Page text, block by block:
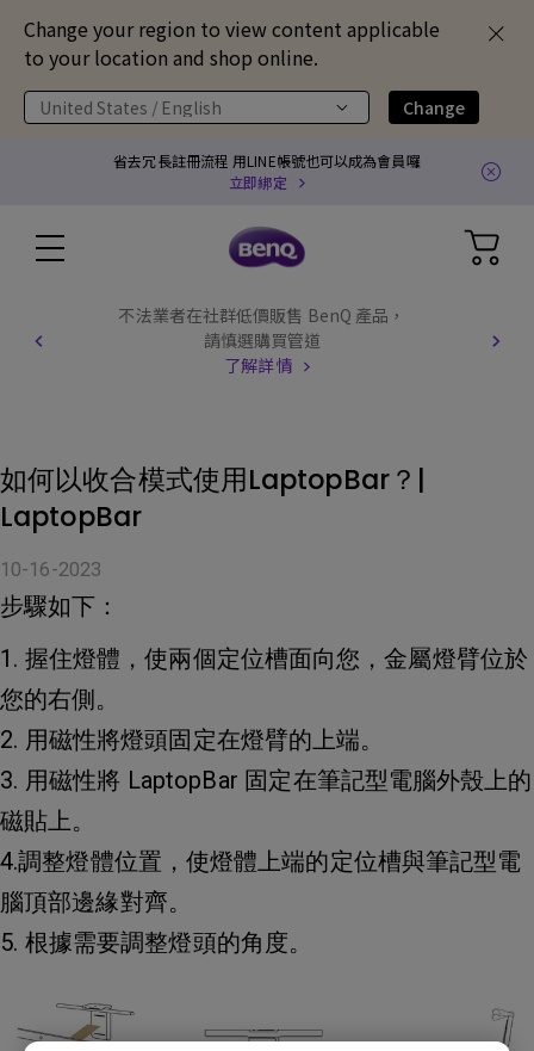
Change your region to view content applicable
to your location and shop online.
United States / English Change
省去冗長註冊流程 用LINE帳號也可以成為會員囉
立即綁定
不法業者在社群低價販售 BenQ 產品，
請慎選購買管道
了解詳情
如何以收合模式使用LaptopBar？|
LaptopBar
10-16-2023
步驟如下：
1. 握住燈體，使兩個定位槽面向您，金屬燈臂位於
您的右側。
2. 用磁性將燈頭固定在燈臂的上端。
3. 用磁性將 LaptopBar 固定在筆記型電腦外殼上的
磁貼上。
4.調整燈體位置，使燈體上端的定位槽與筆記型電
腦頂部邊緣對齊。
5. 根據需要調整燈頭的角度。